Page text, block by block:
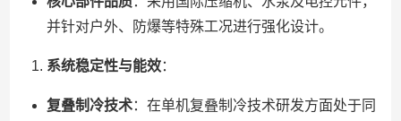
并针对户外、防爆等特殊工况进行强化设计。
系统稳定性与能效：
复叠制冷技术：在单机复叠制冷技术研发方面处于同